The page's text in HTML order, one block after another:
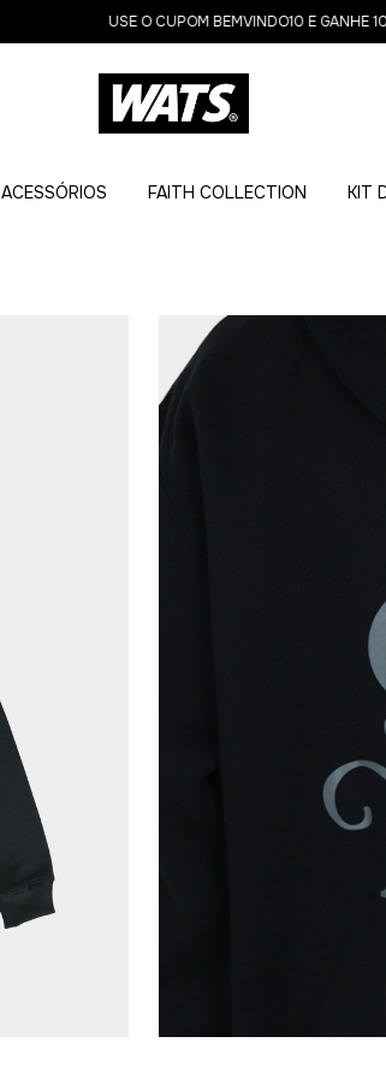
USE O CUPOM BEMVINDO10 E GANHE
ACESSÓRIOS FAITH COLLECTION KIT